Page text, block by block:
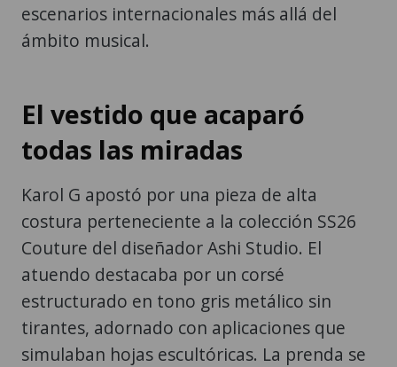
escenarios internacionales más allá del
ámbito musical.
El vestido que acaparó
todas las miradas
Karol G apostó por una pieza de alta
costura perteneciente a la colección SS26
Couture del diseñador Ashi Studio. El
atuendo destacaba por un corsé
estructurado en tono gris metálico sin
tirantes, adornado con aplicaciones que
simulaban hojas escultóricas. La prenda se